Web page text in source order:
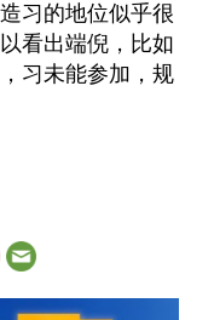
习的地位似乎很
看出端倪，比如
习未能参加，规